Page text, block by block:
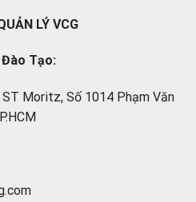
LÝ VCG
Đào Tạo:
ST Moritz, Số 1014 Phạm Văn